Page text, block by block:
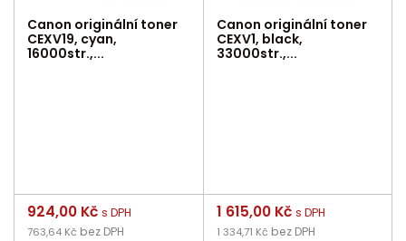
Canon originální toner
CEXV19, cyan,
16000str.,...
Cena
924,00 Kč s DPH
763,64 Kč bez DPH
Canon originální toner
CEXV1, black,
33000str.,...
Cena
1 615,00 Kč s DPH
1 334,71 Kč bez DPH